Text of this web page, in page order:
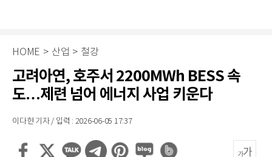
HOME > 산업 > 철강
고려아연, 호주서 2200MWh BESS 속
도…제련 넘어 에너지 사업 키운다
이다현 기자 / 입력 : 2026-06-05 17:37